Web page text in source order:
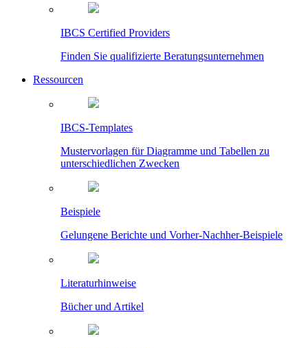
IBCS Certified Providers
Finden Sie qualifizierte Beratungsunternehmen
Ressourcen
IBCS-Templates
Mustervorlagen für Diagramme und Tabellen zu
unterschiedlichen Zwecken
Beispiele
Gelungene Berichte und Vorher-Nachher-Beispiele
Literaturhinweise
Bücher und Artikel